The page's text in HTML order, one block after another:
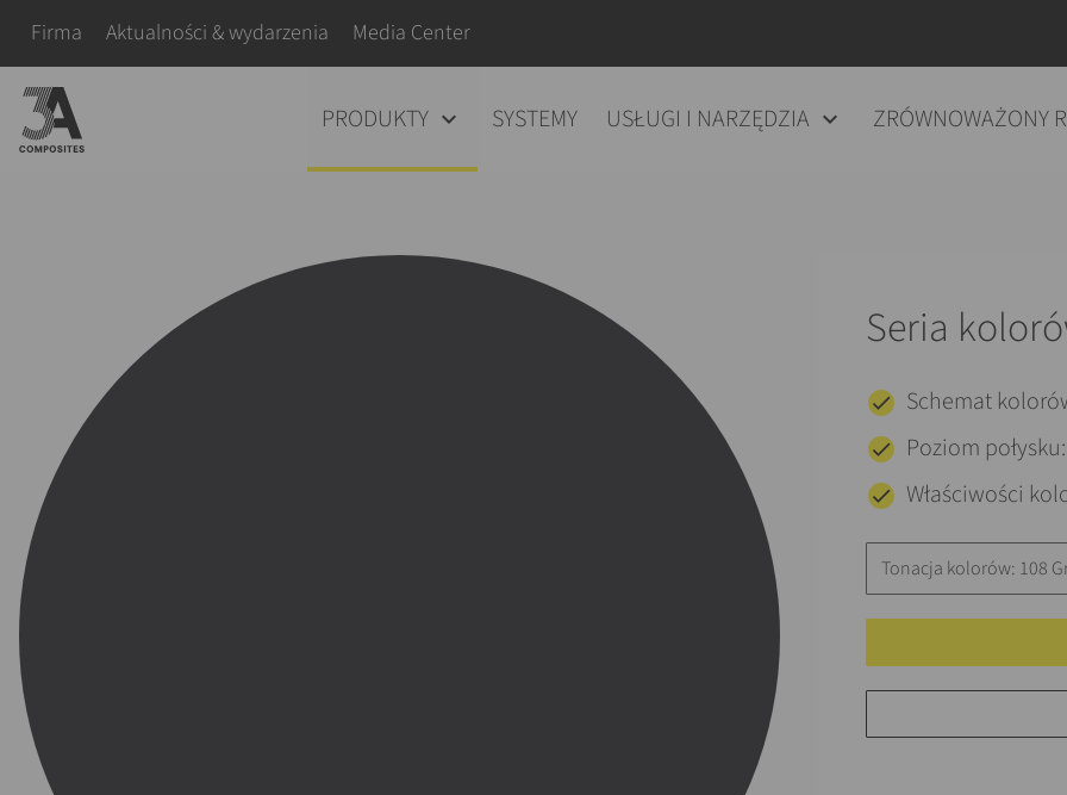
Pomiń nawigacje
Firma Aktualności & wydarzenia Media Center
PRODUKTY SYSTEMY USŁUGI I NARZĘDZIA ZRÓWNOWAŻONY
wyszukiwane
Seria
Schemat
Poziom
Właściwości
Tonacja kolorów: 108